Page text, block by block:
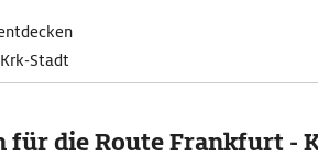
Stadt
für die Route Frankfurt -